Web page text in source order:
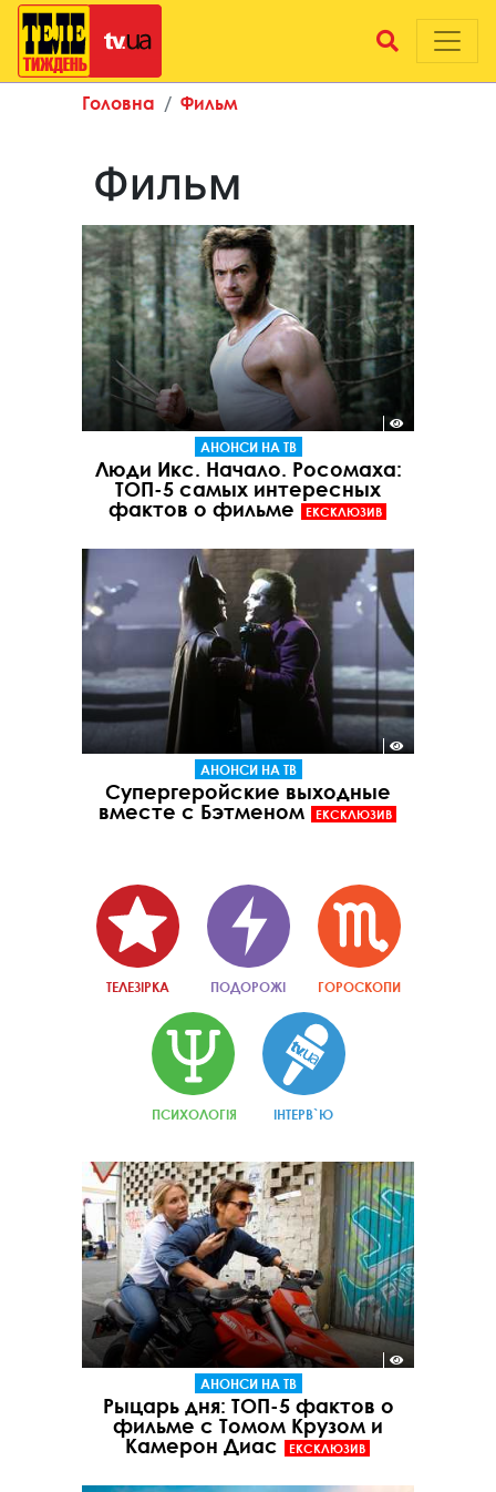
Головна Фильм
Фильм
АНОНСИ НА ТВ
Люди Икс. Начало. Росомаха:
ТОП-5 самых интересных
фактов о фильме
ЕКСКЛЮЗИВ
АНОНСИ НА ТВ
Супергеройские выходные
вместе с Бэтменом
ЕКСКЛЮЗИВ
ТЕЛЕЗІРКА ПОДОРОЖІ ГОРОСКОПИ
ПСИХОЛОГІЯ ІНТЕРВ`Ю
АНОНСИ НА ТВ
Рыцарь дня: ТОП-5 фактов о
фильме с Томом Крузом и
Камерон Диас
ЕКСКЛЮЗИВ